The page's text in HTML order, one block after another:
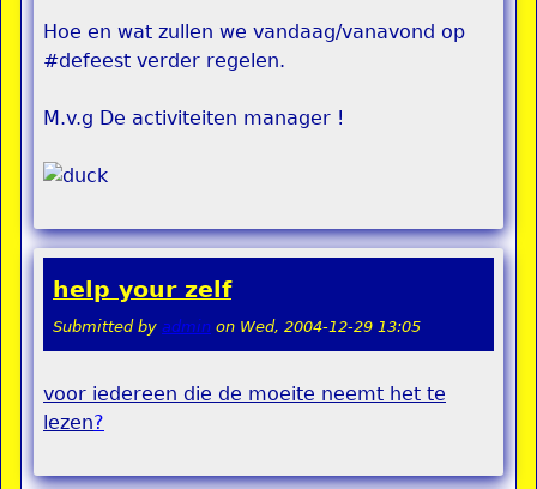
Hoe en wat zullen we vandaag/vanavond op
#defeest verder regelen.
M.v.g De activiteiten manager !
help your zelf
Submitted by admin on Wed, 2004-12-29 13:05
voor iedereen die de moeite neemt het te
lezen?